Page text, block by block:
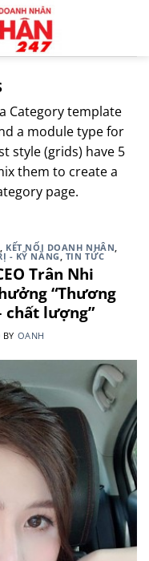
Category template
a module type for
style (grids) have 5
them to create a
page.
KẾT NỐI DOANH NHÂN
- KỸ NĂNG TIN TỨC
Trân Nhi
“Thương
chất lượng”
BY OANH